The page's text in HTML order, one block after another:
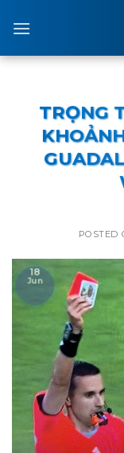
TRỌNG
POSTED
18
Jun